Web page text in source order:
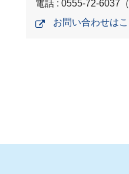
電話 : 0555-72-6037（
お問い合わせは